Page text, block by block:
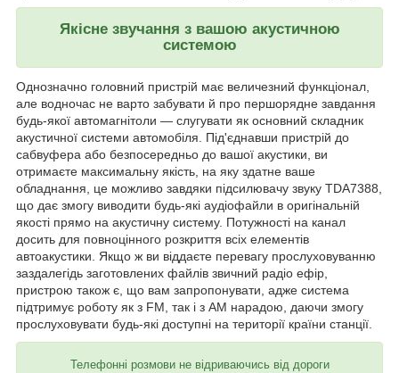
Якісне звучання з вашою акустичною
системою
Однозначно головний пристрій має величезний функціонал,
але водночас не варто забувати й про першорядне завдання
будь-якої автомагнітоли — слугувати як основний складник
акустичної системи автомобіля. Під'єднавши пристрій до
сабвуфера або безпосередньо до вашої акустики, ви
отримаєте максимальну якість, на яку здатне ваше
обладнання, це можливо завдяки підсилювачу звуку TDA7388,
що дає змогу виводити будь-які аудіофайли в оригінальній
якості прямо на акустичну систему. Потужності на канал
досить для повноцінного розкриття всіх елементів
автоакустики. Якщо ж ви віддаєте перевагу прослуховуванню
заздалегідь заготовлених файлів звичний радіо ефір,
пристрою також є, що вам запропонувати, адже система
підтримує роботу як з FM, так і з AM нарадою, даючи змогу
прослуховувати будь-які доступні на території країни станції.
Телефонні розмови не відриваючись від дороги